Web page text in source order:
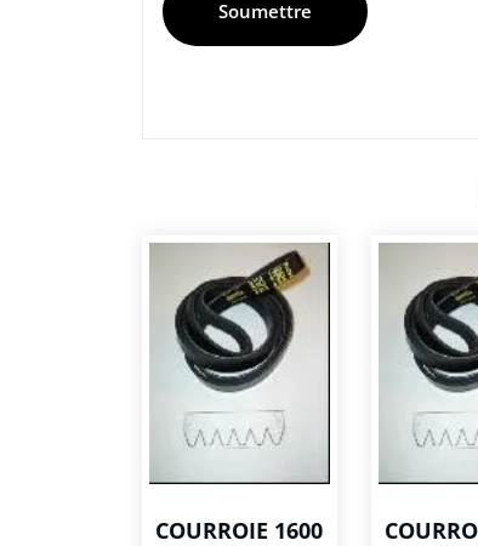
COURROIE 1600